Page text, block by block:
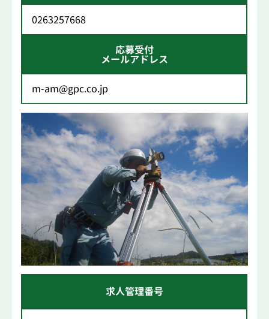
0263257668
応募受付
メールアドレス
m-am@gpc.co.jp
求人管理番号